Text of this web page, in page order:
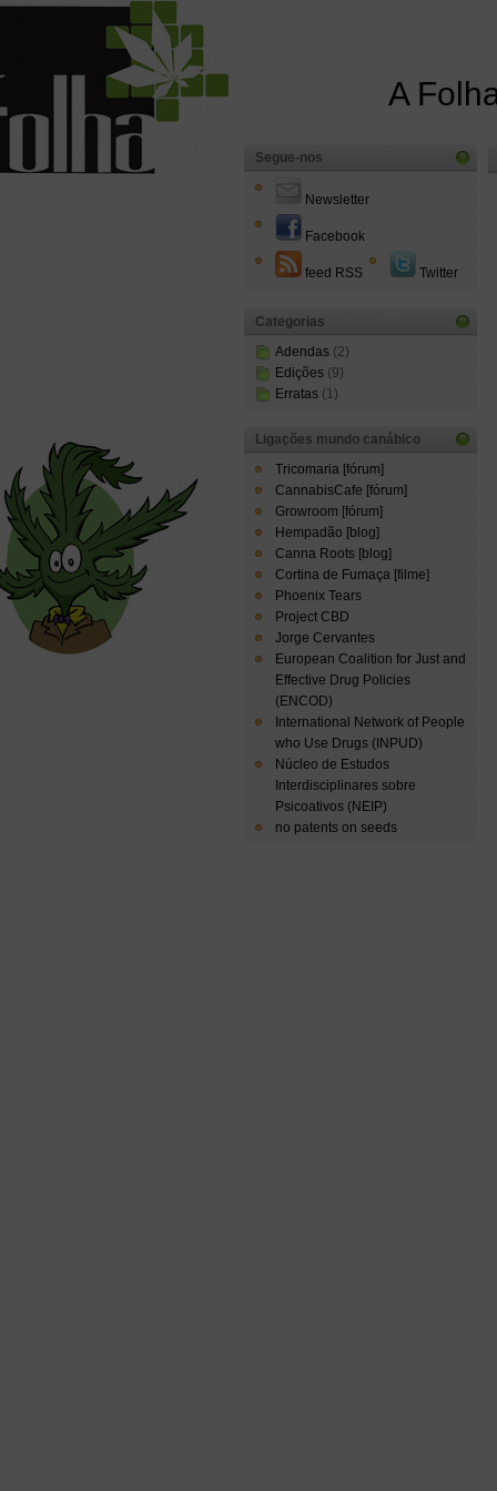
A
Segue-nos
Newsletter
Facebook
feed RSS Twitter
Categorias
Adendas (2)
Edições (9)
Erratas (1)
Ligações mundo canábico
Tricomaria [fórum]
CannabisCafe [fórum]
Growroom [fórum]
Hempadão [blog]
Canna Roots [blog]
Cortina de Fumaça [filme]
Phoenix Tears
Project CBD
Jorge Cervantes
European Coalition for Just and
Effective Drug Policies
(ENCOD)
International Network of People
who Use Drugs (INPUD)
Núcleo de Estudos
Interdisciplinares sobre
Psicoativos (NEIP)
no patents on seeds